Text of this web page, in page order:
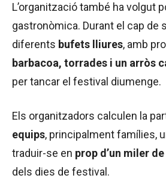
L’organització també ha volgut
gastronòmica. Durant el cap de
diferents bufets lliures, amb
barbacoa, torrades i un arròs
per tancar el festival diumenge.
Els organitzadors calculen la
equips, principalment famílies,
traduir-se en prop d’un miler
dels dies de festival.